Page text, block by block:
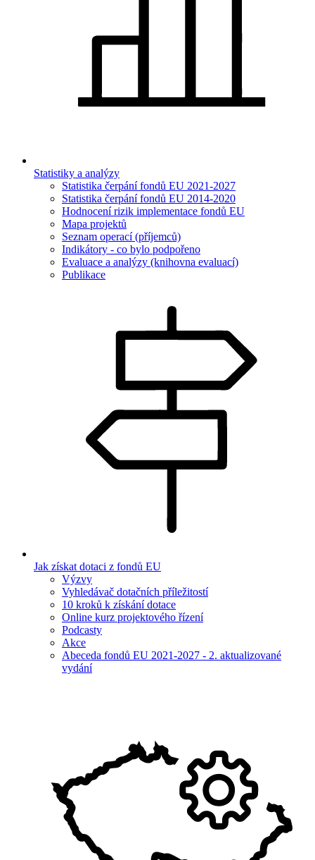
Statistiky a analýzy
Statistika čerpání fondů EU 2021-2027
Statistika čerpání fondů EU 2014-2020
Hodnocení rizik implementace fondů EU
Mapa projektů
Seznam operací (příjemců)
Indikátory - co bylo podpořeno
Evaluace a analýzy (knihovna evaluací)
Publikace
Jak získat dotaci z fondů EU
Výzvy
Vyhledávač dotačních příležitostí
10 kroků k získání dotace
Online kurz projektového řízení
Podcasty
Akce
Abeceda fondů EU 2021-2027 - 2. aktualizované
vydání